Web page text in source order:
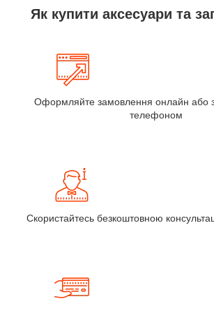
Як купити аксесуари та
Оформляйте замовлення онлайн або
телефоном
Скористайтесь безкоштовною